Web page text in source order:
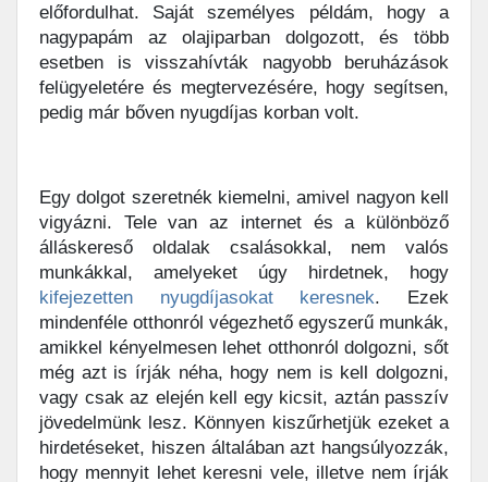
előfordulhat. Saját személyes példám, hogy a
nagypapám az olajiparban dolgozott, és több
esetben is visszahívták nagyobb beruházások
felügyeletére és megtervezésére, hogy segítsen,
pedig már bőven nyugdíjas korban volt.
Egy dolgot szeretnék kiemelni, amivel nagyon kell
vigyázni. Tele van az internet és a különböző
álláskereső oldalak csalásokkal, nem valós
munkákkal, amelyeket úgy hirdetnek, hogy
kifejezetten nyugdíjasokat keresnek. Ezek
mindenféle otthonról végezhető egyszerű munkák,
amikkel kényelmesen lehet otthonról dolgozni, sőt
még azt is írják néha, hogy nem is kell dolgozni,
vagy csak az elején kell egy kicsit, aztán passzív
jövedelmünk lesz. Könnyen kiszűrhetjük ezeket a
hirdetéseket, hiszen általában azt hangsúlyozzák,
hogy mennyit lehet keresni vele, illetve nem írják